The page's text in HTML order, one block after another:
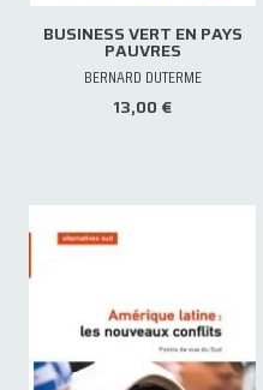
BUSINESS VERT EN PAYS
PAUVRES
BERNARD DUTERME
13,00 €